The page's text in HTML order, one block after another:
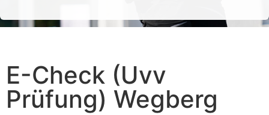
E-Check (Uvv
Prüfung) Wegberg